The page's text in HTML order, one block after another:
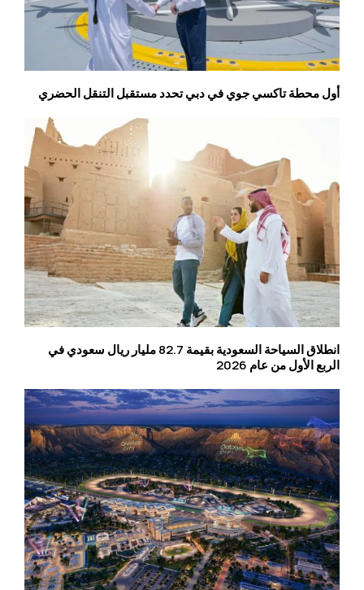
أول محطة تاكسي جوي في دبي تحدد مستقبل التنقل الحضري
انطلاق السياحة السعودية بقيمة 82.7 مليار ريال سعودي في
الربع الأول من عام 2026